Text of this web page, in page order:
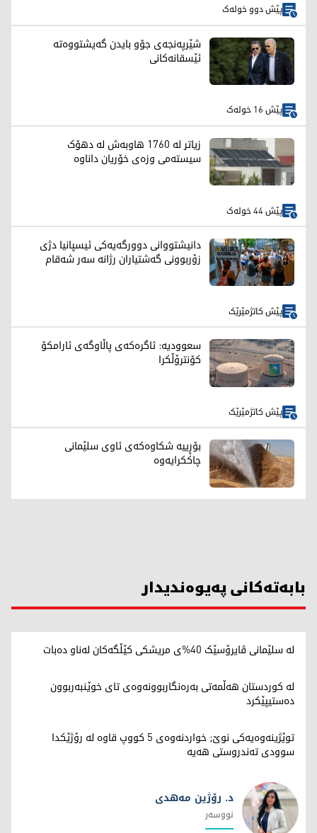
پێش دوو خولەک
شێرپەنجەی جۆو بایدن گەیشتووەتە
ئێسقانەکانی
پێش 16 خولەک
زیاتر لە 1760 هاوبەش لە دهۆک
سیستەمی وزەی خۆریان داناوە
پێش 44 خولەک
دانیشتووانی دوورگەیەکی ئیسپانیا دژی
زۆربوونی گەشتیاران رژانە سەر شەقام
پێش کاتژمێرێک
سعوودیە: ئاگرەکەی پاڵاوگەی ئارامکۆ
کۆنترۆڵکرا
پێش کاتژمێرێک
بۆڕییە شکاوەکەی ئاوی سلێمانی
چاککرایەوە
بابەتەکانی پەیوەندیدار
لە سلێمانی ڤایرۆسێک 40%ی مریشکی کێڵگەکان لەناو دەبات
لە کوردستان هەڵمەتی بەرەنگاربوونەوەی تای خوێنبەربوون
دەستیپێکرد
توێژینەوەیەکی نوێ; خواردنەوەی 5 کووپ قاوە لە رۆژێکدا
سوودی تەندروستی هەیە
د. رۆژین مەهدی
نووسەر